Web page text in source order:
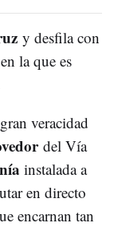
y desfila con
en la que es
veracidad
del Vía
instalada a
en directo
encarnan tan